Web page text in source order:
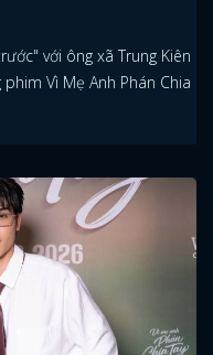
với ông xã Trung Kiên
Vì Mẹ Anh Phán Chia